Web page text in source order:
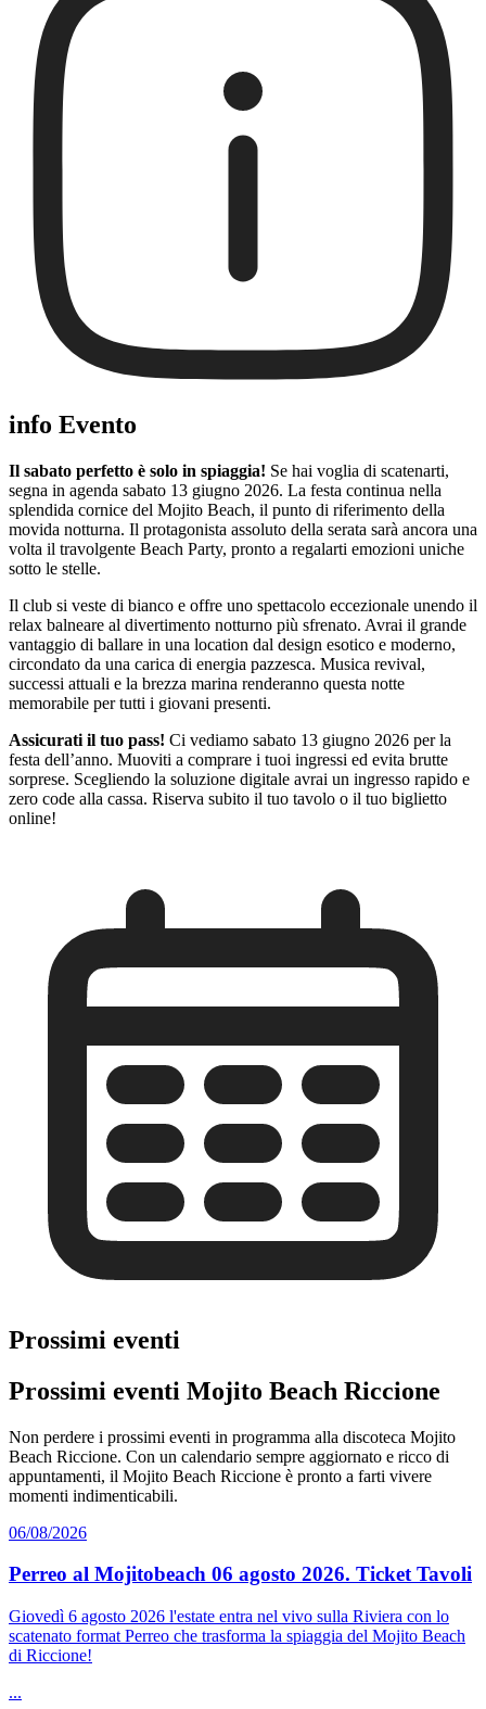
info Evento
Il sabato perfetto è solo in spiaggia! Se hai voglia di scatenarti,
segna in agenda sabato 13 giugno 2026. La festa continua nella
splendida cornice del Mojito Beach, il punto di riferimento della
movida notturna. Il protagonista assoluto della serata sarà ancora una
volta il travolgente Beach Party, pronto a regalarti emozioni uniche
sotto le stelle.
Il club si veste di bianco e offre uno spettacolo eccezionale unendo il
relax balneare al divertimento notturno più sfrenato. Avrai il grande
vantaggio di ballare in una location dal design esotico e moderno,
circondato da una carica di energia pazzesca. Musica revival,
successi attuali e la brezza marina renderanno questa notte
memorabile per tutti i giovani presenti.
Assicurati il tuo pass! Ci vediamo sabato 13 giugno 2026 per la
festa dell’anno. Muoviti a comprare i tuoi ingressi ed evita brutte
sorprese. Scegliendo la soluzione digitale avrai un ingresso rapido e
zero code alla cassa. Riserva subito il tuo tavolo o il tuo biglietto
online!
Prossimi eventi
Prossimi eventi Mojito Beach Riccione
Non perdere i prossimi eventi in programma alla discoteca Mojito
Beach Riccione. Con un calendario sempre aggiornato e ricco di
appuntamenti, il Mojito Beach Riccione è pronto a farti vivere
momenti indimenticabili.
06/08/2026
Perreo al Mojitobeach 06 agosto 2026. Ticket Tavoli
Giovedì 6 agosto 2026 l'estate entra nel vivo sulla Riviera con lo
scatenato format Perreo che trasforma la spiaggia del Mojito Beach
di Riccione!
...